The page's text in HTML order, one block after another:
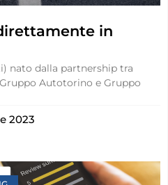
in
nato dalla partnership tra
Autotorino e Gruppo
2023